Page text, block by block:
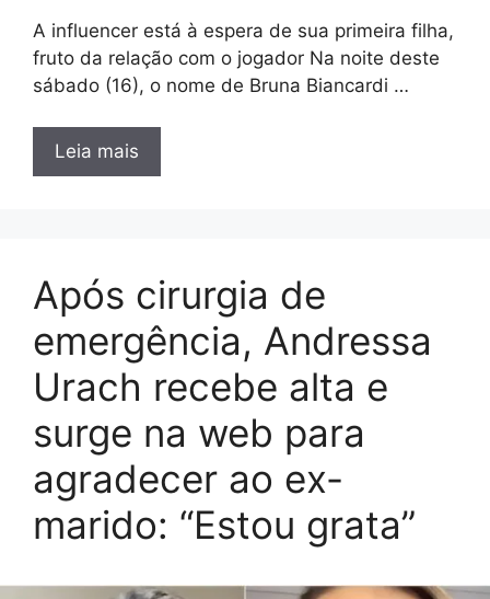
A influencer está à espera de sua primeira filha,
fruto da relação com o jogador Na noite deste
sábado (16), o nome de Bruna Biancardi …
Leia mais
Após cirurgia de
emergência, Andressa
Urach recebe alta e
surge na web para
agradecer ao ex-
marido: “Estou grata”